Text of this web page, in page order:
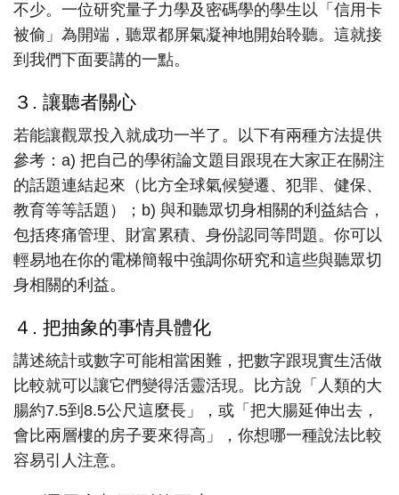
不少。一位研究量子力學及密碼學的學生以「信用卡
被偷」為開端，聽眾都屏氣凝神地開始聆聽。這就接
到我們下面要講的一點。
３. 讓聽者關心
若能讓觀眾投入就成功一半了。以下有兩種方法提供
參考：a) 把自己的學術論文題目跟現在大家正在關注
的話題連結起來（比方全球氣候變遷、犯罪、健保、
教育等等話題）；b) 與和聽眾切身相關的利益結合，
包括疼痛管理、財富累積、身份認同等問題。你可以
輕易地在你的電梯簡報中強調你研究和這些與聽眾切
身相關的利益。
４. 把抽象的事情具體化
講述統計或數字可能相當困難，把數字跟現實生活做
比較就可以讓它們變得活靈活現。比方說「人類的大
腸約7.5到8.5公尺這麼長」，或「把大腸延伸出去，
會比兩層樓的房子要來得高」，你想哪一種說法比較
容易引人注意。